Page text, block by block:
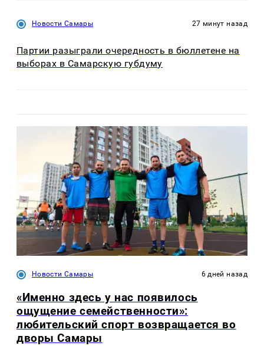
Новости Самары 27 минут назад
Партии разыграли очередность в бюллетене на
выборах в Самарскую губдуму
Новости Самары 6 дней назад
«Именно здесь у нас появилось
ощущение семейственности»:
любительский спорт возвращается во
дворы Самары